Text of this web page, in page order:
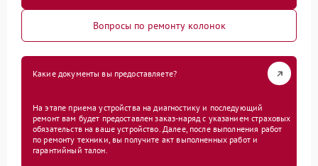
Вопросы по ремонту колонок
Какие документы вы предоставляете?
На этапе приема устройства на диагностику и последующий
ремонт вам будет предоставлен заказ-наряд с указанием страховых
обязательств на ваше устройство. Далее, после выполнения работ
по ремонту техники, вы получите акт выполненных работ и
гарантийный талон.